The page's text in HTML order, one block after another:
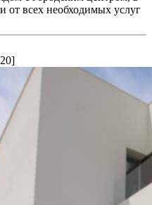
от всех необходимых услуг